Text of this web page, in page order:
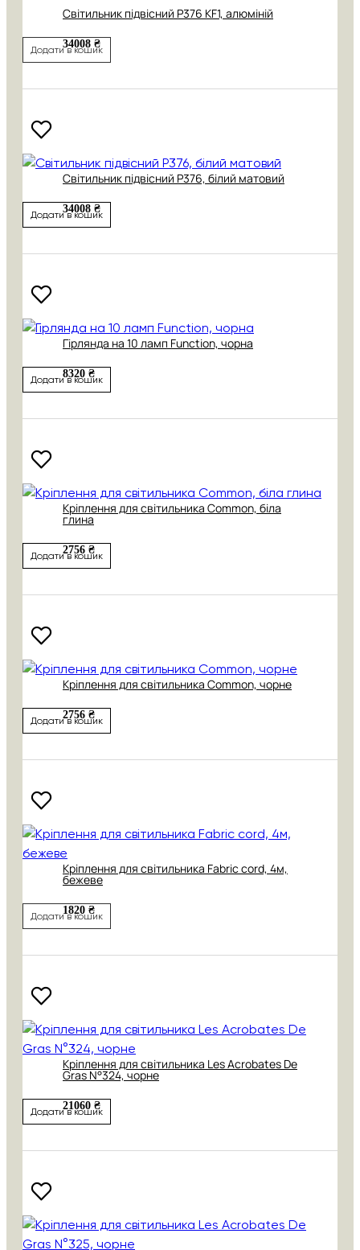
Cвітильник підвісний P376 KF1, алюміній
34008 ₴
Додати в кошик
Cвітильник підвісний P376, білий матовий
34008 ₴
Додати в кошик
Гірлянда на 10 ламп Function, чорна
8320 ₴
Додати в кошик
Кріплення для світильника Common, біла
глина
2756 ₴
Додати в кошик
Кріплення для світильника Common, чорне
2756 ₴
Додати в кошик
Кріплення для світильника Fabric cord, 4м,
бежеве
1820 ₴
Додати в кошик
Кріплення для світильника Les Acrobates De
Gras N°324, чорне
21060 ₴
Додати в кошик